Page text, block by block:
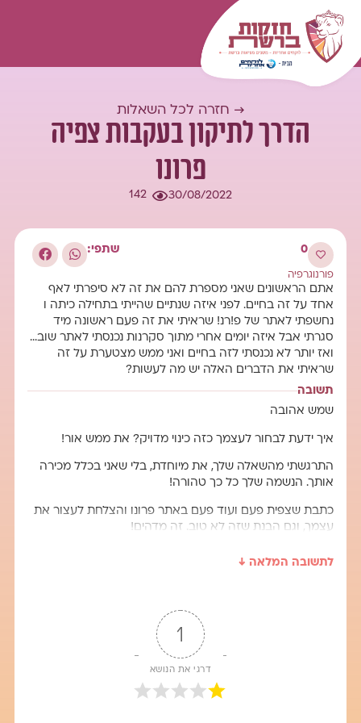
התחברות
→ חזרה לכל השאלות
הדרך לתיקון בעקבות צפיה
פרונו
30/08/2022
142
0 שתפי:
פורנוגרפיה
אתם הראשונים שאני מספרת להם את זה לא סיפרתי לאף
אחד על זה בחיים. לפני איזה שנתיים שהייתי בתחילה כיתה ו
נחשפתי לאתר של פ!רנ! שראיתי את זה פעם ראשונה מיד
סגרתי אבל איזה יומים אחרי מתוך סקרנות נכנסתי לאתר שוב…
ואז יותר לא נכנסתי לזה בחיים ואני ממש מצטערת על זה
שראיתי את הדברים האלה יש מה לעשות?
תשובה
שמש אהובה
איך ידעת לבחור לעצמך כזה כינוי מדויק? את ממש אור!
התרגשתי מהשאלה שלך, את מיוחדת, בלי שאני בכלל מכירה
אותך. הנשמה שלך כל כך טהורה!
כתבת שצפית פעם ועוד פעם באתר פרונו והצלחת לעצור את
עצמך, וגם הבנת שזה לא טוב. זה מדהים!
טובה לתשובה, כי את מבינה שזה לא טוב. אני לא צריכה
בתשובה שלי לשכנע אותך שלא כדאי לצפות בתכנים האלה,
הנשמה שלך הבינה את זה לבד, וזה מדהים!!
שעצרת בזמן. ההתייסרות לא תוביל לשום מקום טוב רק
לתשובה המלאה ↓
1
דרגי את הנושא